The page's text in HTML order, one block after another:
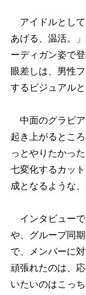
アイドルとして
あげる、温活。
ーディガン姿で
眼差しは、男性
するビジュアルと
中面のグラビア
起き上がるとこ
っとやりたかっ
七変化するカッ
成となるような
インタビューで
、グループ同期
で、メンバーに
頑張れたのは、
いたいのはこっ